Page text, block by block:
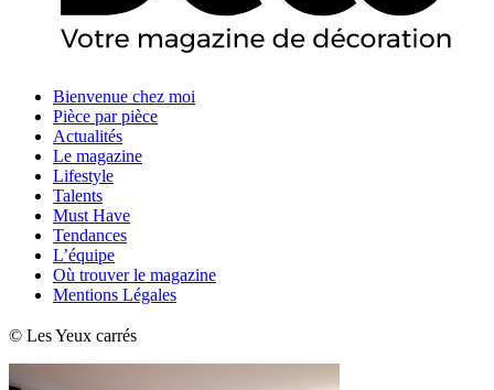
Bienvenue chez moi
Pièce par pièce
Actualités
Le magazine
Lifestyle
Talents
Must Have
Tendances
L’équipe
Où trouver le magazine
Mentions Légales
© Les Yeux carrés